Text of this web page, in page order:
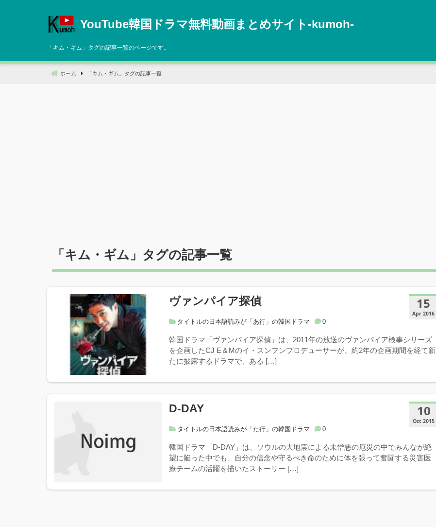
へ
動
YouTube韓国ドラマ無料動画まとめサイト‐kumoh‐
「 キム・ギム 」タグの記事一覧のページです。
ホーム 「 キム・ギム 」タグの記事一覧
「 キム・ギム 」タグの記事一覧
15
Apr 2016
ヴァンパイア探偵
タイトルの日本語読みが「あ行」の韓国ドラマ 0
韓国ドラマ「ヴァンパイア探偵」は、2011年の放送のヴァンパイア検事シリーズ
を企画したCJ E＆Mのイ・スンフンプロデューサーが、約2年の企画期間を経て新
たに披露するドラマで、ある […]
10
Oct 2015
D-DAY
タイトルの日本語読みが「た行」の韓国ドラマ 0
韓国ドラマ「D-DAY」は、ソウルの大地震による未憎悪の厄災の中でみんなが絶
望に陥った中でも、自分の信念や守るべき命のために体を張って奮闘する災害医
療チームの活躍を描いたストーリー […]